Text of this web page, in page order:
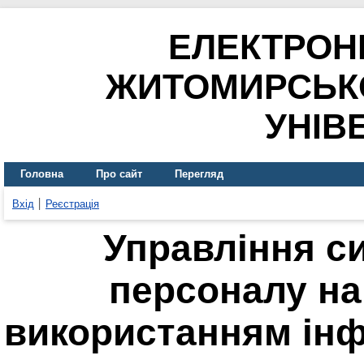
Головна Про сайт Перегляд
Вхід Реєстрація
Управління
персоналу
використанням